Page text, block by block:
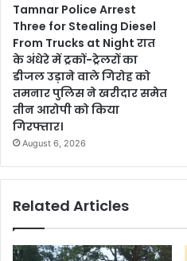
Tamnar Police Arrest
Three for Stealing Diesel
From Trucks at Night रात
के अंधेरे में ट्रकों-ट्रेलरों का
डीजल उड़ाने वाले गिरोह को
तमनार पुलिस ने खरीदार समेत
तीन आरोपी को किया
गिरफ्तार।
August 6, 2026
Related Articles